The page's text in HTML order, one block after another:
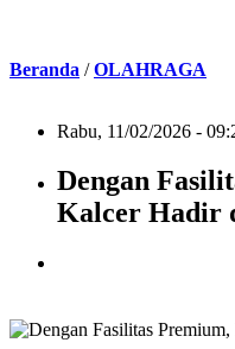
Beranda /OLAHRAGA
Rabu, 11/02/2026 -
Dengan
Kalcer Hadir